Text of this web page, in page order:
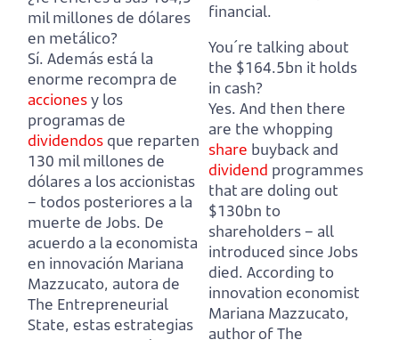
mil millones de dólares
en metálico?
Sí. Además está la
enorme recompra de
accionesy los
programas de
dividendos que reparten
130 mil millones de
dólares a los accionistas
– todos posteriores a la
muerte de Jobs. De
acuerdo a la economista
en innovación Mariana
Mazzucato, autora de
The Entrepreneurial
State, estas estrategias
financial.
You´re talking about
the $164.5bn it holds
in cash?
Yes. And then there
are the whopping
share buyback and
dividend programmes
that are doling out
$130bn to
shareholders – all
introduced since Jobs
died. According to
innovation economist
Mariana Mazzucato,
author of The